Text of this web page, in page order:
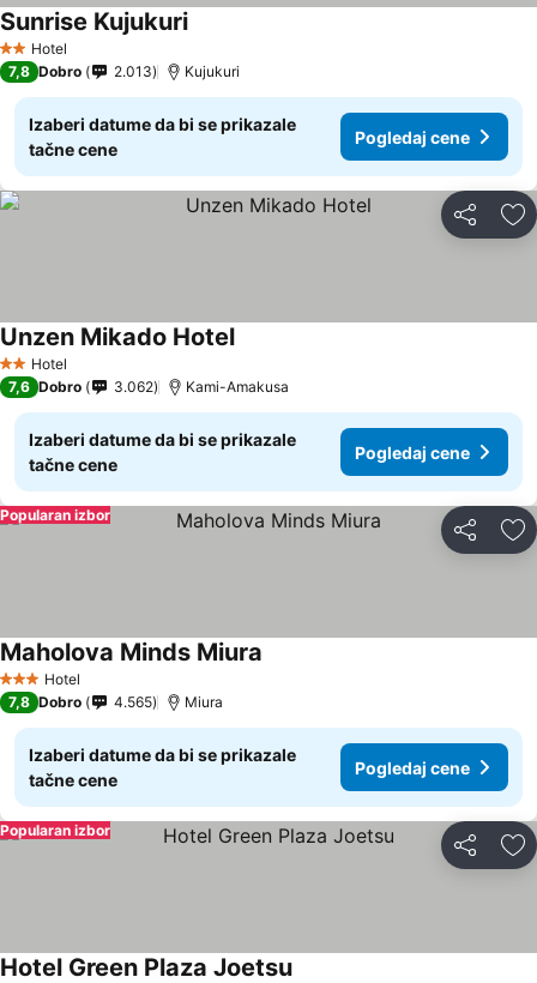
2 Zvezdice
Hotel
Sunrise Kujukuri
7,8 Dobro 2.013 Kujukuri
Izaberi datume da bi se prikazale
tačne cene
Pogledaj cene
Deli
2 Zvezdice
Hotel
Unzen Mikado Hotel
7,6 Dobro 3.062 Kami-Amakusa
Izaberi datume da bi se prikazale
tačne cene
Pogledaj cene
Deli
Popularan izbor
3 Zvezdice
Hotel
Maholova Minds Miura
7,8 Dobro 4.565 Miura
Izaberi datume da bi se prikazale
tačne cene
Pogledaj cene
Deli
Popularan izbor
Hotel Green Plaza Joetsu